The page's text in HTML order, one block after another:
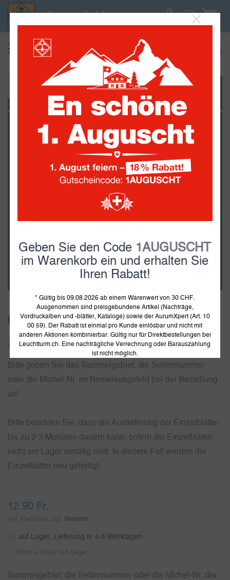
Alle Sammelwelten
KABE Einzelblatt OF
Artikelnummer:304212
Bitte geben Sie das Sammelgebiet, die Seitennummer
oder die Michel-Nr. im Bemerkungsfeld bei der Bestellung
an!
Bitte beachten Sie, dass die Auslieferung der Einzelblätter
bis zu 2-3 Monaten dauern kann, sofern die Einzelblätter
nicht am Lager vorrätig sind. In diesem Fall werden die
Einzelbätter neu gefertigt.
12.90 Fr.
Versand
auf Lager, Lieferung in 4-8 Werktagen
Geben Sie den Code 1AUGUSCHT
im Warenkorb ein und erhalten Sie
Ihren Rabatt!
* Gültig bis 09.08.2026 ab einem Warenwert von 30 CHF.
Ausgenommen sind preisgebundene Artikel (Nachträge,
Vordruckalben und -blätter, Kataloge) sowie der AurumXpert (Art. 10
00 59). Der Rabatt ist einmal pro Kunde einlösbar und nicht mit
anderen Aktionen kombinierbar. Gültig nur für Direktbestellungen bei
Leuchtturm.ch. Eine nachträgliche Verrechnung oder Barauszahlung
ist nicht möglich.